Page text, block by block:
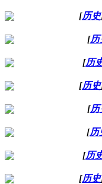
[历史
[历
[历
[历史
[历
[历
[历
[历史